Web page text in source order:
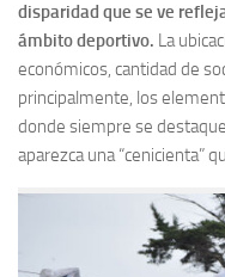
disparidad que se ve
ámbito deportivo. La
económicos, cantidad de
principalmente, los
donde siempre se
aparezca una “cenicienta”